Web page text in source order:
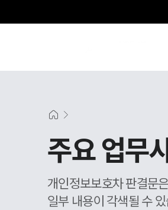
주요 업무
개인정보보호차 판결문
일부 내용이 각색될 수